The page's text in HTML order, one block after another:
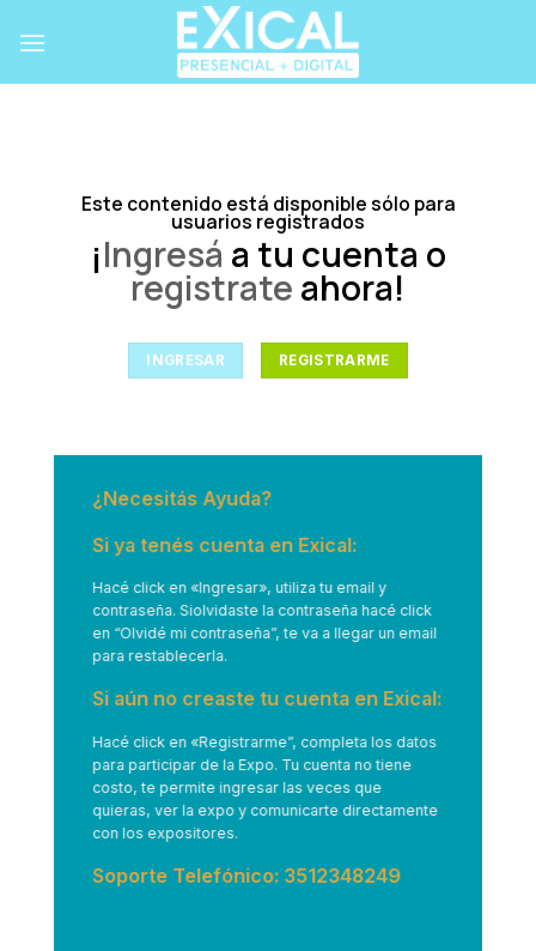
Este contenido está disponible sólo para
usuarios registrados
¡Ingresá a tu cuenta o
registrate ahora!
INGRESAR REGISTRARME
¿Necesitás Ayuda?
Si ya tenés cuenta en Exical:
Hacé click en «Ingresar», utiliza tu email y
contraseña. Siolvidaste la contraseña hacé click
en “Olvidé mi contraseña”, te va a llegar un email
para restablecerla.
Si aún no creaste tu cuenta en Exical:
Hacé click en «Registrarme”, completa los datos
para participar de la Expo. Tu cuenta no tiene
costo, te permite ingresar las veces que
quieras, ver la expo y comunicarte directamente
con los expositores.
Soporte Telefónico: 3512348249